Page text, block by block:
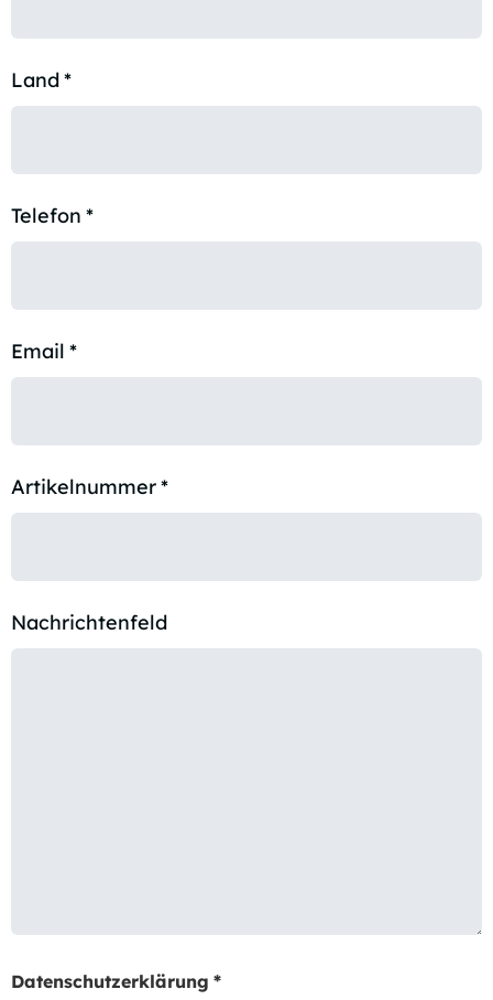
Land*
Telefon *
Email *
Artikelnummer*
Nachrichtenfeld
Datenschutzerklärung *